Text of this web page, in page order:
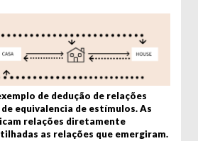
de dedução de relações
equivalencia de estímulos. As
relações diretamente
as relações que emergiram.